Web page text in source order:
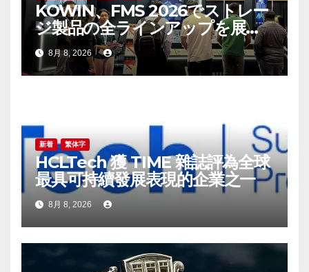
KOWIN、FMS 2026でストレー
ジ製品の全ラインアップを展
示：高性能ストレージ製品がAI
分野の革新を牽引
8月 8, 2026
新着 繁体字
HCLTech 獲 TIME 雜誌評為全球
最具可持續發展表現的企業之一
8月 8, 2026